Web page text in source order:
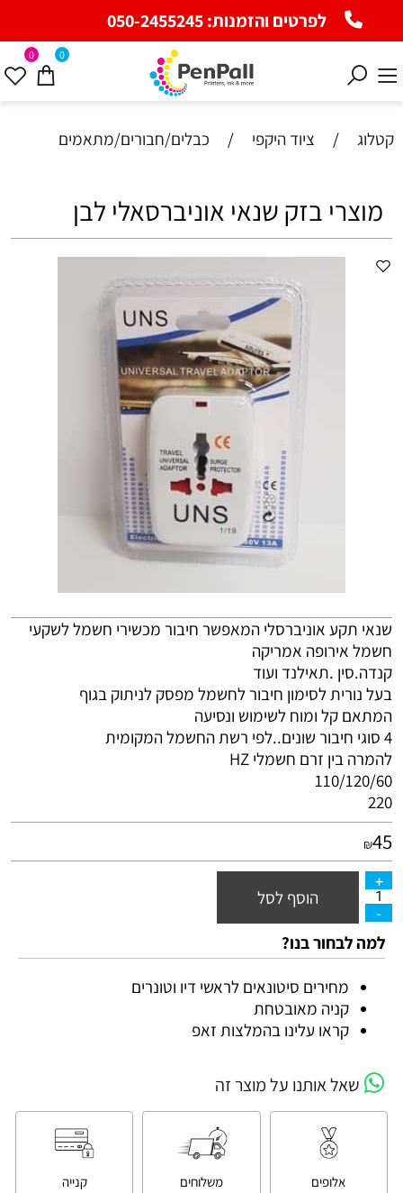
לפרטים והזמנות:050-2455245
0 0
קטלוג / ציוד היקפי / כבלים/חבורים/מתאמים
מוצרי בזק שנאי אוניברסאלי לבן
שנאי תקע אוניברסלי המאפשר חיבור מכשירי חשמל לשקעי
חשמל אירופה אמריקה
קנדה.סין .תאילנד ועוד
בעל נורית לסימון חיבור לחשמל מפסק לניתוק בגוף
המתאם קל ומוח לשימוש ונסיעה
4 סוגי חיבור שונים..לפי רשת החשמל המקומית
להמרה בין זרם חשמלי HZ
110/120/60
220
₪45
הוסף לסל
למה לבחור בנו?
מחירים סיטונאים לראשי דיו וטונרים
קניה מאובטחת
קראו עלינו בהמלצות זאפ
שאל אותנו על מוצר זה
אלופים
משלוחים
קנייה